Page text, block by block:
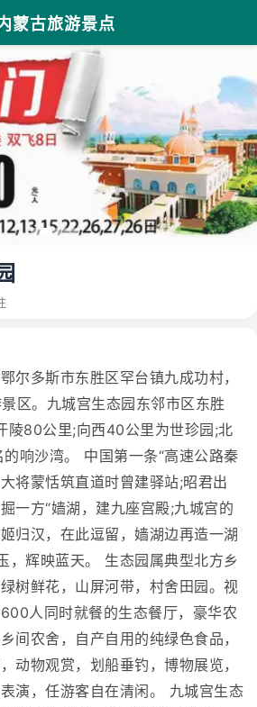
蒙古旅游景点
尔多斯市东胜区罕台镇九成功村，
区。九城宫生态园东邻市区东胜
陵80公里;向西40公里为世珍园;北
响沙湾。 中国第一条“高速公路秦
将蒙恬筑直道时曾建驿站;昭君出
一方“嫱湖，建九座宫殿;九城宫的
归汉，在此逗留，嫱湖边再造一湖
，辉映蓝天。 生态园属典型北方乡
树鲜花，山屏河带，村舍田园。视
人同时就餐的生态餐厅，豪华农
间农舍，自产自用的纯绿色食品，
动物观赏，划船垂钓，博物展览，
演，任游客自在清闲。 九城宫生态